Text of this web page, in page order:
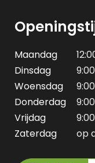
Maandag
Dinsdag
Woensdag
Donderdag
Vrijdag
Zaterdag
op